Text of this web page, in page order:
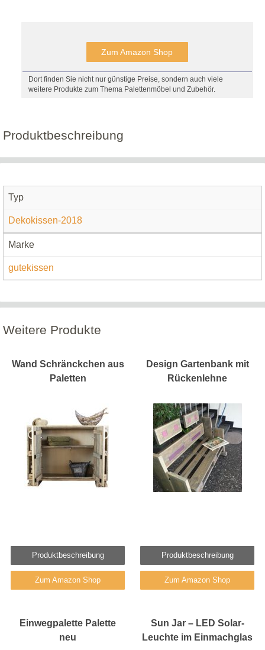
Zum Amazon Shop
Dort finden Sie nicht nur günstige Preise, sondern auch viele
weitere Produkte zum Thema Palettenmöbel und Zubehör.
Produktbeschreibung
Typ
Dekokissen-2018
Marke
gutekissen
Weitere Produkte
Wand Schränckchen aus
Paletten
Produktbeschreibung
Zum Amazon Shop
Design Gartenbank mit
Rückenlehne
Produktbeschreibung
Zum Amazon Shop
Einwegpalette Palette
neu
Sun Jar – LED Solar-
Leuchte im Einmachglas